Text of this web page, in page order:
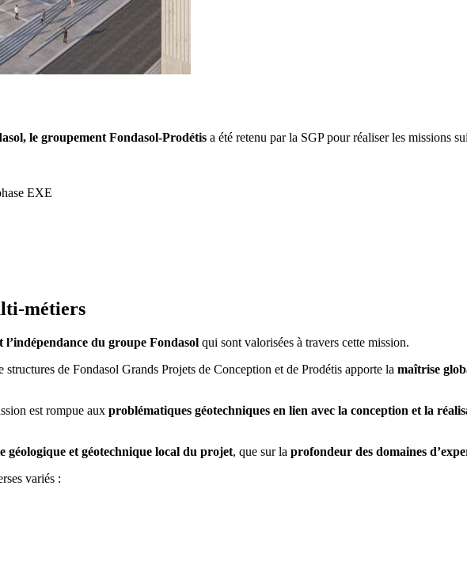
le groupement Fondasol-Prodétis a été retenu par la SGP pour réaliser les missions
EXE
métiers
l’indépendance du groupe Fondasol qui sont valorisées à travers cette mission.
de Fondasol Grands Projets de Conception et de Prodétis apporte la maîtrise
est rompue aux problématiques géotechniques en lien avec la conception et la
géologique et géotechnique local du projet, que sur la profondeur des domaines
variés :